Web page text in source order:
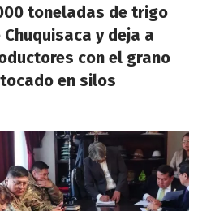
toneladas de trigo
Chuquisaca y deja a
con el grano
en silos